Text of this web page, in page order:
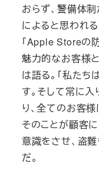
おらず、警備体
によると思われ
「Apple Storeの
魅力的なお客様
は語る。「私た
す。そして常に
り、全てのお客
そのことが顧客
意識をさせ、盗
だ。